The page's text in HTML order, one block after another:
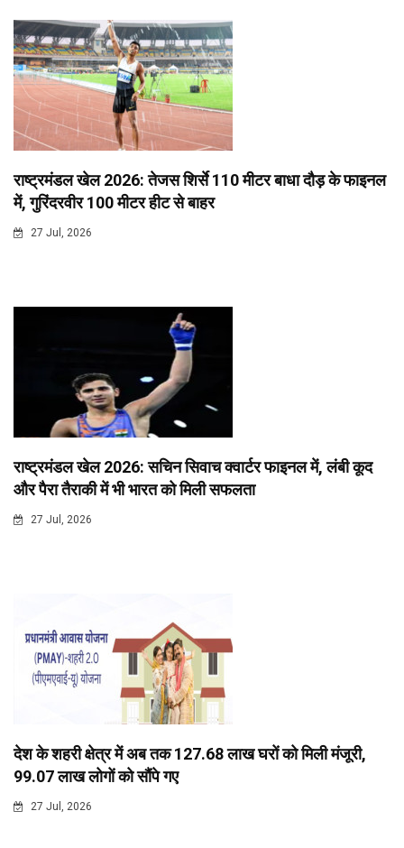
राष्ट्रमंडल खेल 2026: तेजस शिर्से 110 मीटर बाधा दौड़ के फाइनल
में, गुरिंदरवीर 100 मीटर हीट से बाहर
27 Jul, 2026
राष्ट्रमंडल खेल 2026: सचिन सिवाच क्वार्टर फाइनल में, लंबी कूद
और पैरा तैराकी में भी भारत को मिली सफलता
27 Jul, 2026
देश के शहरी क्षेत्र में अब तक 127.68 लाख घरों को मिली मंजूरी,
99.07 लाख लोगों को सौंपे गए
27 Jul, 2026